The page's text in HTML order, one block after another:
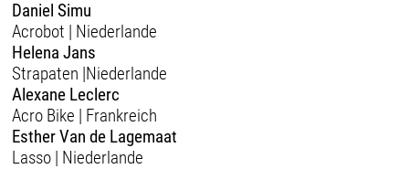
Daniel Simu
Acrobot | Niederlande
Helena Jans
Strapaten |Niederlande
Alexane Leclerc
Acro Bike | Frankreich
Esther Van de Lagemaat
Lasso | Niederlande